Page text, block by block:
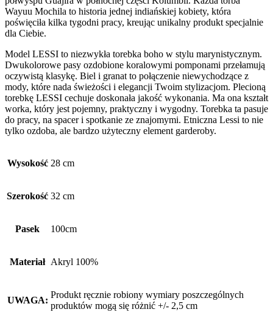
Wayuu Mochila to historia jednej indiańskiej kobiety, która
poświęciła kilka tygodni pracy, kreując unikalny produkt specjalnie
dla Ciebie.
Model LESSI to niezwykła torebka boho w stylu marynistycznym.
Dwukolorowe pasy ozdobione koralowymi pomponami przełamują
oczywistą klasykę. Biel i granat to połączenie niewychodzące z
mody, które nada świeżości i elegancji Twoim stylizacjom. Plecioną
torebkę LESSI cechuje doskonała jakość wykonania. Ma ona kształt
worka, który jest pojemny, praktyczny i wygodny. Torebka ta pasuje
do pracy, na spacer i spotkanie ze znajomymi. Etniczna Lessi to nie
tylko ozdoba, ale bardzo użyteczny element garderoby.
Wysokość 28 cm
Szerokość 32 cm
Pasek 100cm
Materiał Akryl 100%
UWAGA:
Produkt ręcznie robiony wymiary poszczególnych
produktów mogą się różnić +/- 2,5 cm